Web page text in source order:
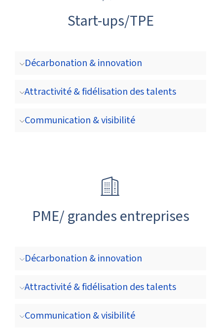
Start-ups/TPE
Décarbonation & innovation
Attractivité & fidélisation des talents
Communication & visibilité
PME/ grandes entreprises
Décarbonation & innovation
Attractivité & fidélisation des talents
Communication & visibilité